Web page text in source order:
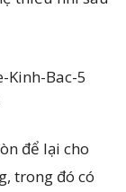
để lại cho
trong đó có